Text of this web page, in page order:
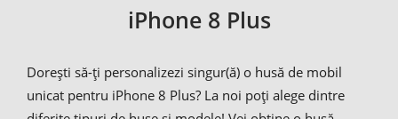
iPhone 8 Plus
Dorești să-ți personalizezi singur(ă) o husă de mobil
unicat pentru iPhone 8 Plus? La noi poți alege dintre